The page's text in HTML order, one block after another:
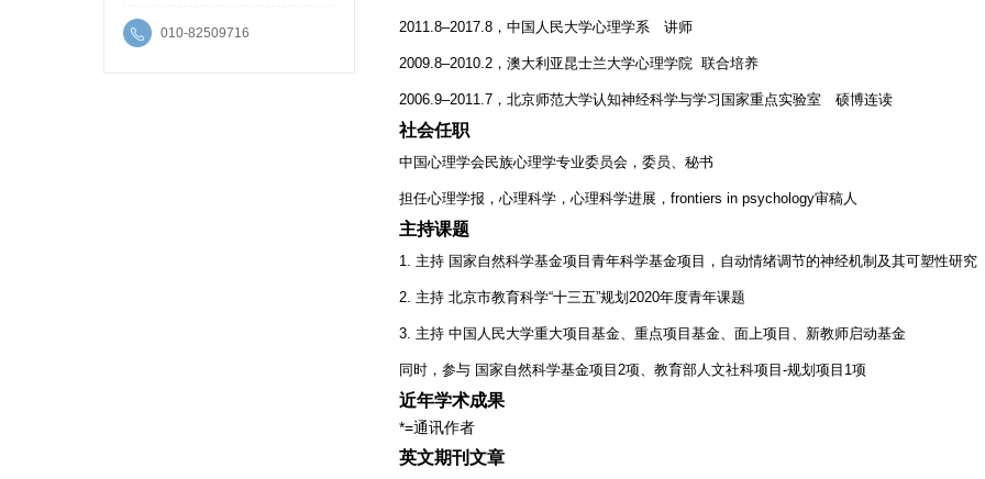
010-82509716 2011.8–2017.8，中国人民大学心理学系 讲师
2009.8–2010.2，澳大利亚昆士兰大学心理学院 联合培养
2006.9–2011.7，北京师范大学认知神经科学与学习国家重点实验室 硕博连读
社会任职
中国心理学会民族心理学专业委员会，委员、秘书
担任心理学报，心理科学，心理科学进展，frontiers in psychology审稿人
主持课题
1. 主持 国家自然科学基金项目青年科学基金项目，自动情绪调节的神经机制及其可塑性研究
2. 主持 北京市教育科学“十三五”规划2020年度青年课题
3. 主持 中国人民大学重大项目基金、重点项目基金、面上项目、新教师启动基金
同时，参与 国家自然科学基金项目2项、教育部人文社科项目-规划项目1项
近年学术成果
*=通讯作者
英文期刊文章